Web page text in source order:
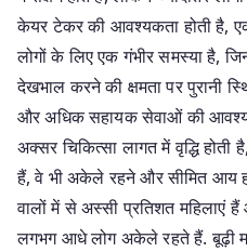
केयर टेकर की आवश्यकता होती है,
लोगों के लिए एक गंभीर समस्या है,
देखभाल करने की क्षमता पर पुरानी
और अधिक सहायक सेवाओं की
अक्सर चिकित्सा लागत में वृद्धि
हैं, वे भी अकेले रहने और सीमित आय
वालों में से अस्सी प्रतिशत
लगभग आधे लोग अकेले रहते हैं. बूढ़ी